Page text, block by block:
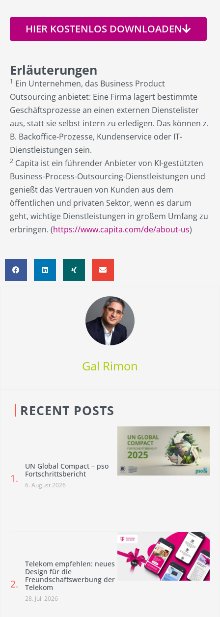
HIER KOSTENLOS DOWNLOADEN
Erläuterungen
1 Ein Unternehmen, das Business Product
Outsourcing anbietet: Eine Firma lagert bestimmte
Geschäftsprozesse an einen externen Dienstelister
aus, statt sie selbst intern zu erledigen. Das können z.
B. Backoffice-Prozesse, Kundenservice oder IT-
Dienstleistungen sein.
2 Capita ist ein führender Anbieter von KI-gestützten
Business-Process-Outsourcing-Dienstleistungen und
genießt das Vertrauen von Kunden aus dem
öffentlichen und privaten Sektor, wenn es darum
geht, wichtige Dienstleistungen in großem Umfang zu
erbringen. (https://www.capita.com/de/about-us)
Gal Rimon
RECENT POSTS
UN Global Compact – pso
Fortschrittsbericht
6. August 2026
Telekom empfehlen: neues
Design für die
Freundschaftswerbung der
Telekom
28. Juli 2026